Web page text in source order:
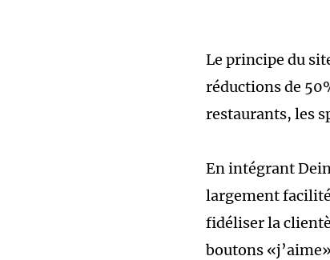
Le principe du
réductions de
restaurants, les
En intégrant
largement
fidéliser la
boutons